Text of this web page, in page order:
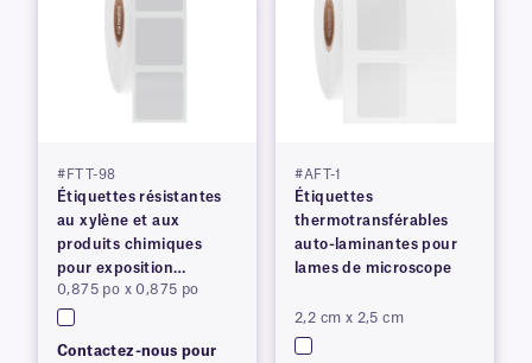
#FTT-98
Étiquettes résistantes
au xylène et aux
produits chimiques
pour exposition
prolongée
0,875 po x 0,875 po
Contactez-nous pour
#AFT-1
Étiquettes
thermotransférables
auto-laminantes pour
lames de microscope
2,2 cm x 2,5 cm